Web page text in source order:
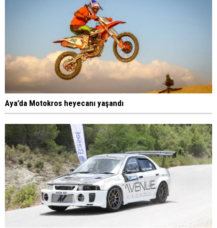
Aya’da Motokros heyecanı yaşandı